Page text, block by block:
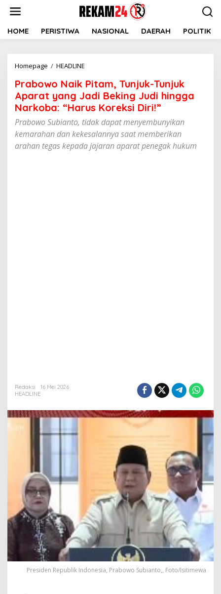
HOME PERISTIWA NASIONAL DAERAH POLITIK
Homepage / HEADLINE
Pitam,
Tunjuk-
Tunjuk
Aparat
yang
Jadi
Judi
Prabowo Naik Pitam, Tunjuk-Tunjuk
Aparat yang Jadi Beking Judi hingga
Narkoba: “Harus Koreksi Diri!”
Prabowo Subianto, tidak dapat menyembunyikan
kemarahan dan kekesalannya saat memberikan
arahan tegas kepada jajaran aparat penegak hukum
Redaksi
16 Mei 2026
HEADLINE
Presiden Republik Indonesia, Prabowo Subianto,, Foto/Isitimewa